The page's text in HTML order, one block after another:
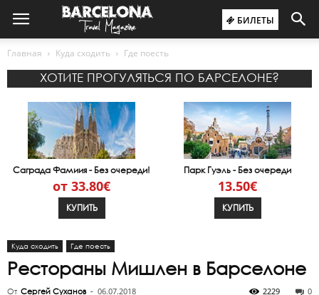
БИЛЕТЫ
Главная Куда сходить Где поесть
ХОТИТЕ ПРОГУЛЯТЬСЯ ПО БАРСЕЛОНЕ?
Саграда Фамиия - Без очереди!
от 33.80€
КУПИТЬ
Парк Гуэль - Без очереди
13.50€
КУПИТЬ
Куда сходить Где поесть
Рестораны Мишлен в Барселоне
От Сергей Суханов - 06.07.2018 0
2229